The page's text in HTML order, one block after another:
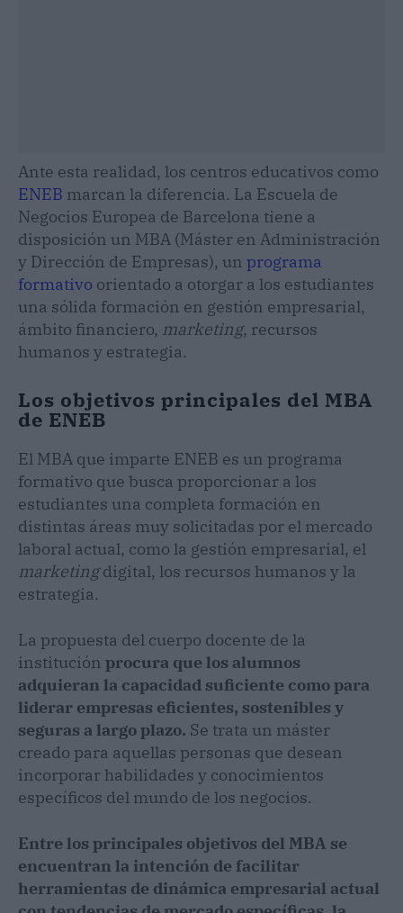
Ante esta realidad, los centros educativos como
ENEB marcan la diferencia. La Escuela de
Negocios Europea de Barcelona tiene a
disposición un MBA (Máster en Administración
y Dirección de Empresas), un programa
formativo orientado a otorgar a los estudiantes
una sólida formación en gestión empresarial,
ámbito financiero, marketing, recursos
humanos y estrategia.
Los objetivos principales del MBA
de ENEB
El MBA que imparte ENEB es un programa
formativo que busca proporcionar a los
estudiantes una completa formación en
distintas áreas muy solicitadas por el mercado
laboral actual, como la gestión empresarial, el
marketingdigital, los recursos humanos y la
estrategia.
La propuesta del cuerpo docente de la
institución procura que los alumnos
adquieran la capacidad suficiente como para
liderar empresas eficientes, sostenibles y
seguras a largo plazo. Se trata un máster
creado para aquellas personas que desean
incorporar habilidades y conocimientos
específicos del mundo de los negocios.
Entre los principales objetivos del MBA se
encuentran la intención de facilitar
herramientas de dinámica empresarial actual